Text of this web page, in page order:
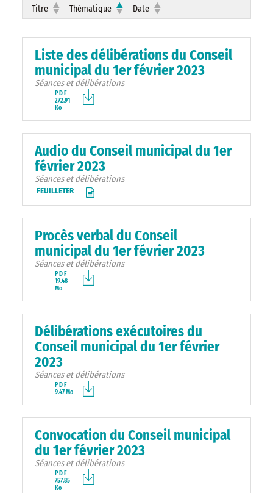
Titre
Thématique Date
Liste des délibérations du Conseil
municipal du 1er février 2023
Séances et délibérations
PDF
272.91
Ko
Audio du Conseil municipal du 1er
février 2023
Séances et délibérations
FEUILLETER
Procès verbal du Conseil
municipal du 1er février 2023
Séances et délibérations
PDF
19.48
Mo
Délibérations exécutoires du
Conseil municipal du 1er février
2023
Séances et délibérations
PDF
9.47 Mo
Convocation du Conseil municipal
du 1er février 2023
Séances et délibérations
PDF
757.85
Ko